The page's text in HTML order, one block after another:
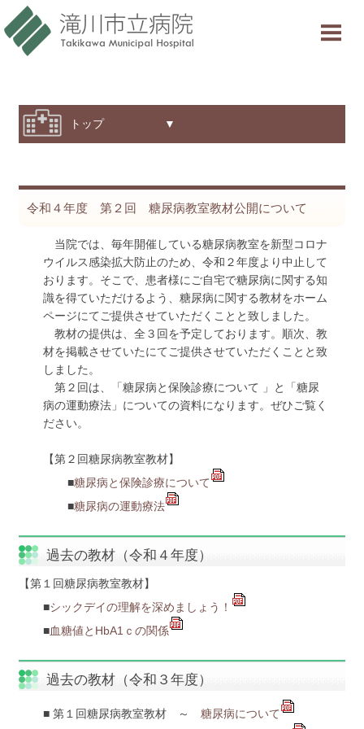
当院について
診療科・部門紹介
採用情報
意見箱
診療受付時間
サイトマップ
トップ ▼
令和４年度 第２回 糖尿病教室教材公開について
当院では、毎年開催している糖尿病教室を新型コロナ
ウイルス感染拡大防止のため、令和２年度より中止して
おります。そこで、患者様にご自宅で糖尿病に関する知
識を得ていただけるよう、糖尿病に関する教材をホーム
ページにてご提供させていただくことと致しました。
教材の提供は、全３回を予定しております。順次、教
材を掲載させていたにてご提供させていただくことと致
しました。
第２回は、「糖尿病と保険診療について 」と「糖尿
病の運動療法」についての資料になります。ぜひご覧く
ださい。
【第２回糖尿病教室教材】
■糖尿病と保険診療について
■糖尿病の運動療法
過去の教材（令和４年度）
【第１回糖尿病教室教材】
■シックデイの理解を深めましょう！
■血糖値とHbA1ｃの関係
過去の教材（令和３年度）
■ 第１回糖尿病教室教材 ～ 糖尿病について